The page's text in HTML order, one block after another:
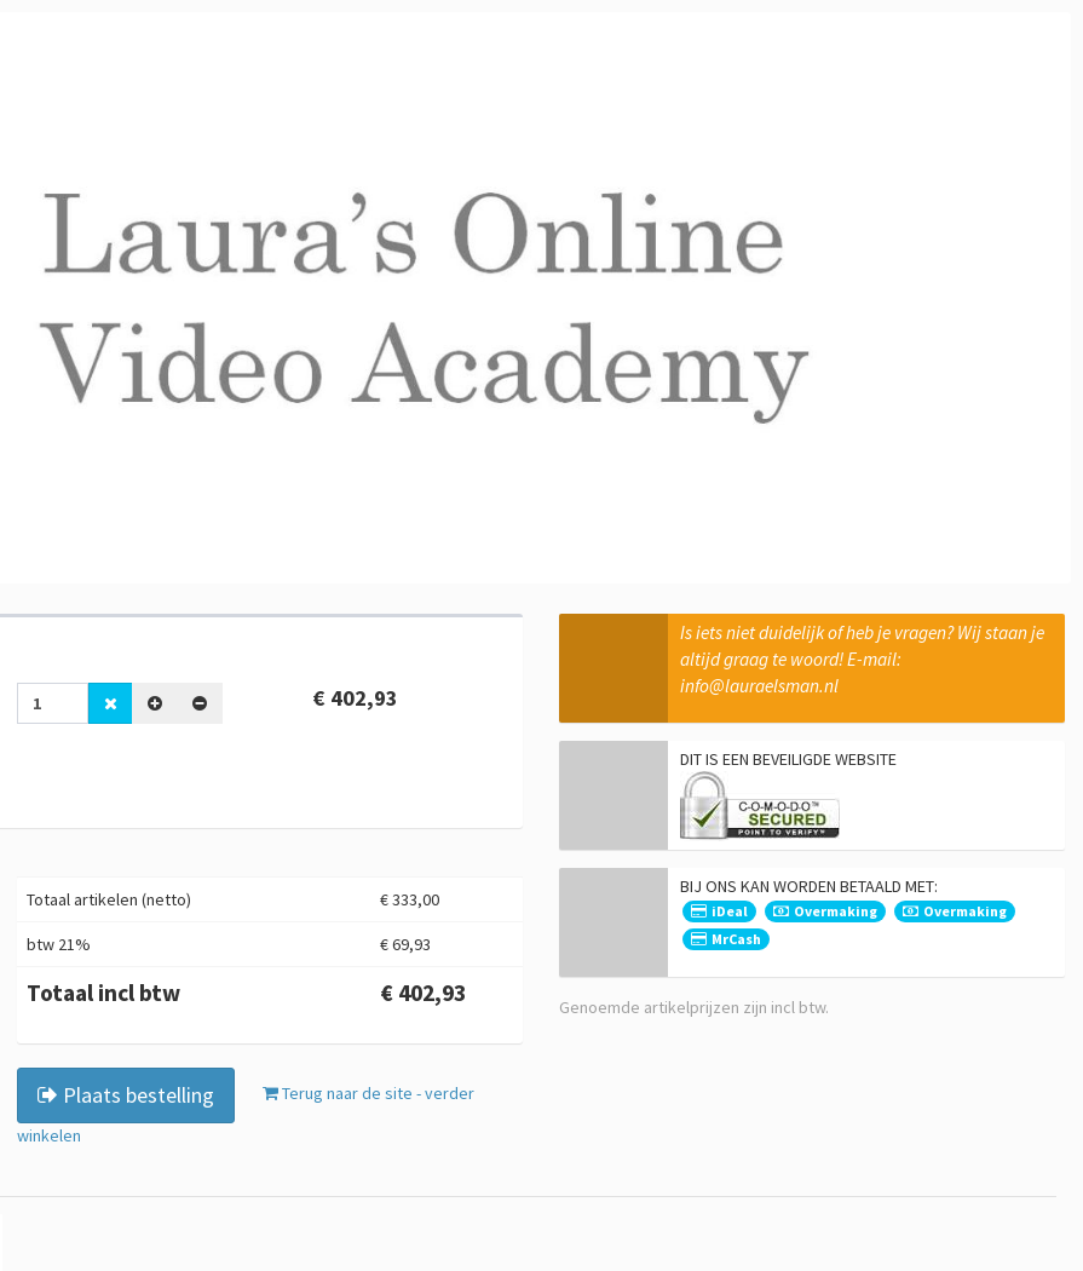
€ 402,93
Totaal artikelen (netto) € 333,00
btw 21% € 69,93
Totaal incl btw € 402,93
Plaats bestelling
Terug naar de site - verder
winkelen
Is iets niet duidelijk of heb je vragen? Wij staan je
altijd graag te woord! E-mail:
info@lauraelsman.nl
DIT IS EEN BEVEILIGDE WEBSITE
BIJ ONS KAN WORDEN BETAALD MET:
iDeal Overmaking
Overmaking
MrCash
Genoemde artikelprijzen zijn incl btw.